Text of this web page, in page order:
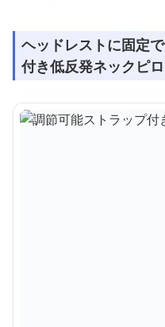
ヘッドレストに固定
付き低反発ネックピ